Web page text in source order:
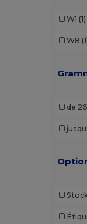
W1 (1)
W8
de